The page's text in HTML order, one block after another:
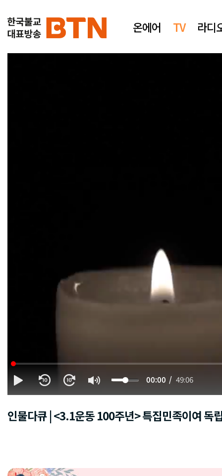
온에어 TV 라디
00:00 49:06
인물다큐 | <3.1운동 100주년> 특집민족이여 독